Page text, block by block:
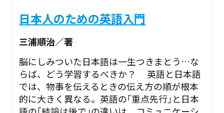
日本人のための英語入門
三浦順治／著
脳にしみついた日本語は一生つきまとう…な
らば、どう学習するべきか？ 英語と日本語
では、物事を伝えるときの伝え方の順が根本
的に大きく異なる。英語の｢重点先行｣と日本